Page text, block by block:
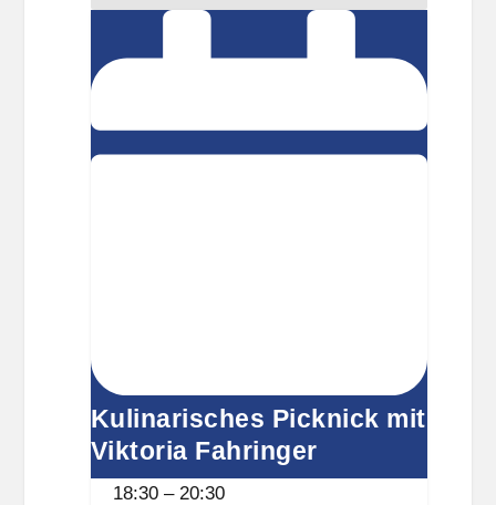
e
k
Kulinarisches
Picknick
mit
Kulinarisches Picknick mit
Viktoria Fahringer
18:30 – 20:30